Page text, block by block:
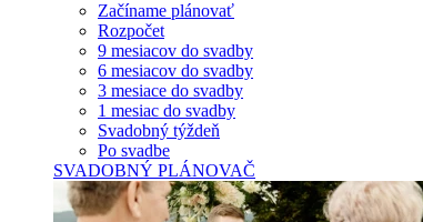
Začíname plánovať
Rozpočet
9 mesiacov do svadby
6 mesiacov do svadby
3 mesiace do svadby
1 mesiac do svadby
Svadobný týždeň
Po svadbe
SVADOBNÝ PLÁNOVAČ